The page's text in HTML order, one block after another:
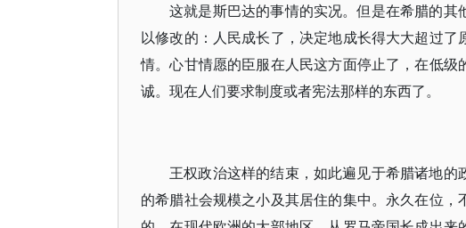
这就是斯巴达的事情的实况。但是在希腊的
以修改的：人民成长了，决定地成长得大大超过
情。心甘情愿的臣服在人民这方面停止了，在低
诚。现在人们要求制度或者宪法那样的东西了。
王权政治这样的结束，如此遍见于希腊诸地
的希腊社会规模之小及其居住的集中。永久在位